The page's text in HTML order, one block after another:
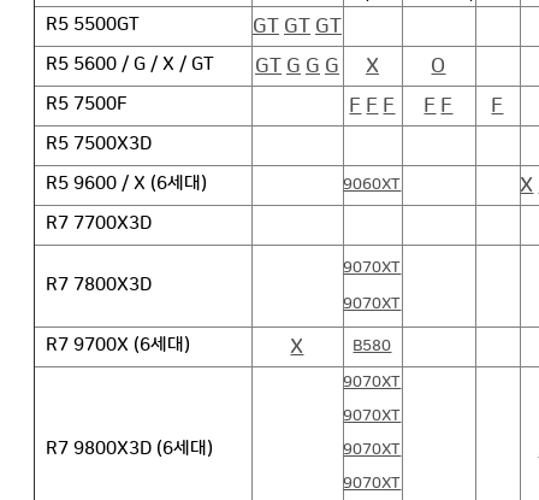
R5 5500GT GT GT GT
R5 5600 / G / X / GT GT G G G X O
R5 7500F F F F F F F
R5 7500X3D
R5 9600 / X (6세대) 9060XT X
R7 7700X3D
R7 7800X3D
9070XT
9070XT
R7 9700X (6세대) X B580
R7 9800X3D (6세대)
9070XT
9070XT
9070XT
9070XT